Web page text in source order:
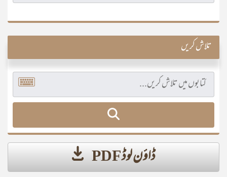
تلاش کریں
ڈاؤن لوڈ PDF